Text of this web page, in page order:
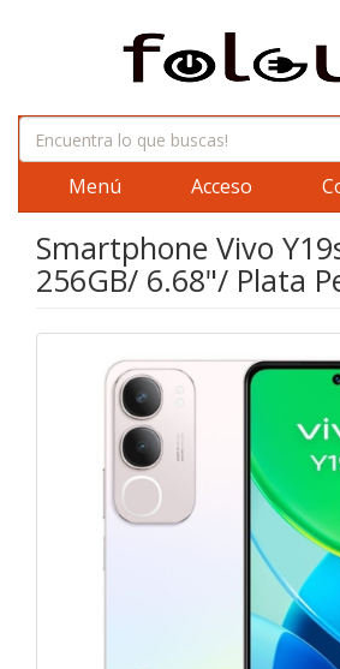
Menú Acceso
Smartphone Vivo
256GB/ 6.68"/ Plata